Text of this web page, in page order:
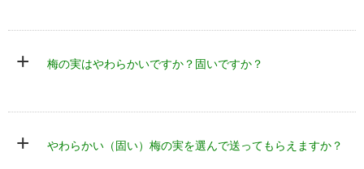
梅の産地
和歌山
和歌山
※製造日よ
1年半 半年
+ 梅の実はやわらかいですか？固いですか？
+ やわらかい（固い）梅の実を選んで送ってもらえますか？